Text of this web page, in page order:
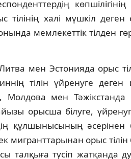
тiлiнiң халi мүшкiл деген
мемлекеттiк тiлден
мен Эстонияда орыс
тiлiн үйренуге
Молдова мен Тәжiкстанда
орысша бiлуге,
құлшынысының әсерiнен
мигранттарынан орыс тiлiн
талқыға түсiп жатқанда